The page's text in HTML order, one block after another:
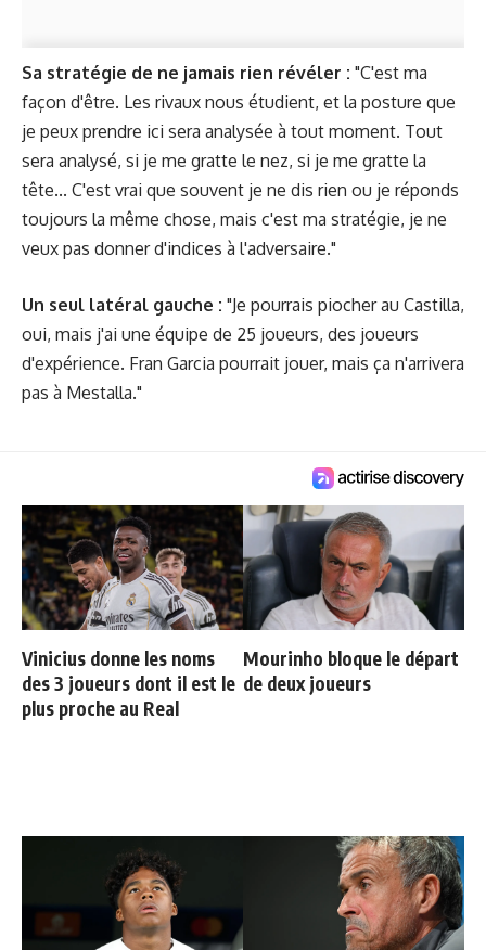
Sa stratégie de ne jamais rien révéler : "C'est ma
façon d'être. Les rivaux nous étudient, et la posture que
je peux prendre ici sera analysée à tout moment. Tout
sera analysé, si je me gratte le nez, si je me gratte la
tête... C'est vrai que souvent je ne dis rien ou je réponds
toujours la même chose, mais c'est ma stratégie, je ne
veux pas donner d'indices à l'adversaire."
Un seul latéral gauche : "Je pourrais piocher au Castilla,
oui, mais j'ai une équipe de 25 joueurs, des joueurs
d'expérience. Fran Garcia pourrait jouer, mais ça n'arrivera
pas à Mestalla."
Vinicius donne les noms
des 3 joueurs dont il est le
plus proche au Real
Mourinho bloque le départ
de deux joueurs